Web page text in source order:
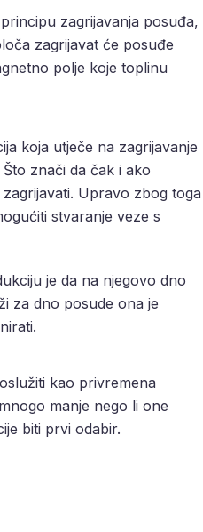
zagrijavanja posuđa,
zagrijavat će posuđe
polje koje toplinu
koja utječe na zagrijavanje
znači da čak i ako
Upravo zbog toga
stvaranje veze s
je da na njegovo dno
za dno posude ona je
kao privremena
manje nego li one
biti prvi odabir.